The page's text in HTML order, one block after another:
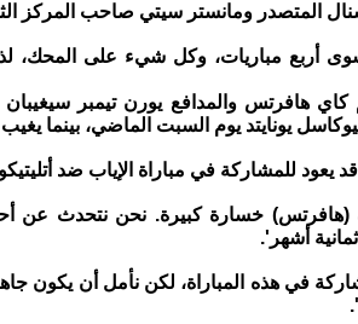
المتصدر ومانستر سيتي صاحب المركز
سوى أربع مباريات، وكل شيء على المحك،
كاي هافرتس والمدافع ​يورن تيمبر
يونايتد يوم السبت الماضي، بينما
يعود للمشاركة في مباراة الإياب ضد
(هافرتس) ​خسارة كبيرة. ⁠نحن نتحدث عن
أشهر'.
في هذه المباراة، لكن نأمل أن يكون جاهزا